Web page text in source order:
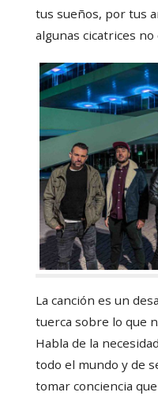
tus sueños, por tus
algunas cicatrices
La canción es un
tuerca sobre lo que
Habla de la
todo el mundo y de
tomar conciencia